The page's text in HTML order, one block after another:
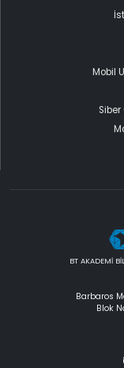
Mobil
BT AKADEMİ
Barbaros
Blok